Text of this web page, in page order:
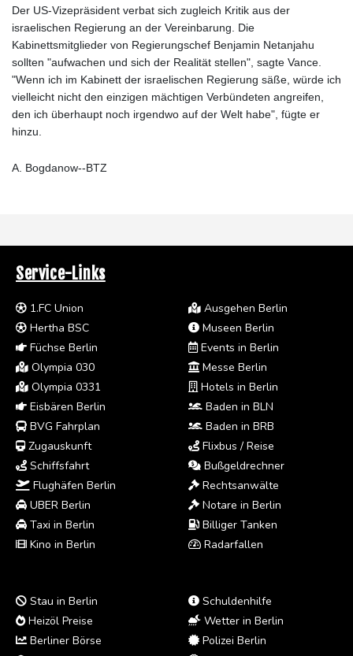
Der US-Vizepräsident verbat sich zugleich Kritik aus der
israelischen Regierung an der Vereinbarung. Die
Kabinettsmitglieder von Regierungschef Benjamin Netanjahu
sollten "aufwachen und sich der Realität stellen", sagte Vance.
"Wenn ich im Kabinett der israelischen Regierung säße, würde ich
vielleicht nicht den einzigen mächtigen Verbündeten angreifen,
den ich überhaupt noch irgendwo auf der Welt habe", fügte er
hinzu.
A. Bogdanow--BTZ
Service-Links
1.FC Union
Hertha BSC
Füchse Berlin
Olympia 030
Olympia 0331
Eisbären Berlin
BVG Fahrplan
Zugauskunft
Schiffsfahrt
Flughäfen Berlin
UBER Berlin
Taxi in Berlin
Kino in Berlin
Ausgehen Berlin
Museen Berlin
Events in Berlin
Messe Berlin
Hotels in Berlin
Baden in BLN
Baden in BRB
Flixbus / Reise
Bußgeldrechner
Rechtsanwälte
Notare in Berlin
Billiger Tanken
Radarfallen
Stau in Berlin
Heizöl Preise
Berliner Börse
Schuldenhilfe
Wetter in Berlin
Polizei Berlin